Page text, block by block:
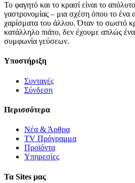
Το φαγητό και το κρασί είναι το
γαστρονομίας – μια σχέση όπου το ένα
χαρίσματα του άλλου. Όταν το σωστό
κατάλληλο πιάτο, δεν έχουμε απλώς
συμφωνία γεύσεων.
Υποστήριξη
Συνταγές
Σύνδεση
Περισσότερα
Νέα & Άρθρα
TV Πρόγραμμα
Προϊόντα
Υπηρεσίες
Τα Sites μας